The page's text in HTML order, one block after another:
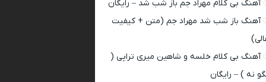
آهنگ بی کلام مهراد جم باز شب شد – رایگان
آهنگ باز شب شد مهراد جم (متن + کیفیت
آهنگ بی کلام خلسه و شاهین میری تراپی (
نه ) – رایگان